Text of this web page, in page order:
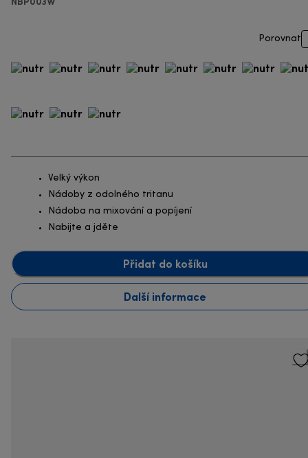
Porovnat
Velký výkon
Nádoby z odolného tritanu
Nádoba na mixování a popíjení
Nabijte a jděte
Přidat do košíku
Další informace